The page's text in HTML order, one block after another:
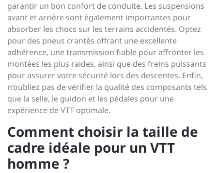
garantir un bon confort de conduite. Les suspensions
avant et arrière sont également importantes pour
absorber les chocs sur les terrains accidentés. Optez
pour des pneus crantés offrant une excellente
adhérence, une transmission fiable pour affronter les
montées les plus raides, ainsi que des freins puissants
pour assurer votre sécurité lors des descentes. Enfin,
n’oubliez pas de vérifier la qualité des composants tels
que la selle, le guidon et les pédales pour une
expérience de VTT optimale.
Comment choisir la taille de
cadre idéale pour un VTT
homme ?